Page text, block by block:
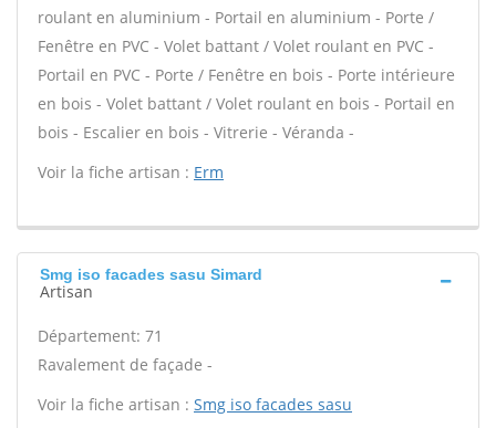
roulant en aluminium - Portail en aluminium - Porte /
Fenêtre en PVC - Volet battant / Volet roulant en PVC -
Portail en PVC - Porte / Fenêtre en bois - Porte intérieure
en bois - Volet battant / Volet roulant en bois - Portail en
bois - Escalier en bois - Vitrerie - Véranda -
Voir la fiche artisan : Erm
Smg iso facades sasu Simard
Artisan
Département: 71
Ravalement de façade -
Voir la fiche artisan : Smg iso facades sasu